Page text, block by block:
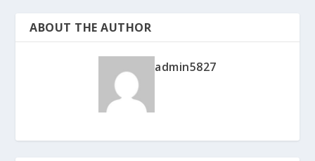
ABOUT THE AUTHOR
admin5827